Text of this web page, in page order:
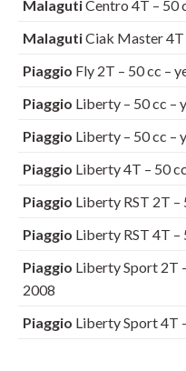
MalagutiCentro 4T – 50
MalagutiCiak Master 4T
Piaggio Fly 2T – 50 cc –
Piaggio Liberty – 50 cc –
Piaggio Liberty – 50 cc –
Piaggio Liberty 4T – 50
Piaggio Liberty RST 2T –
Piaggio Liberty RST 4T –
Piaggio Liberty Sport 2T
2008
Piaggio Liberty Sport 4T